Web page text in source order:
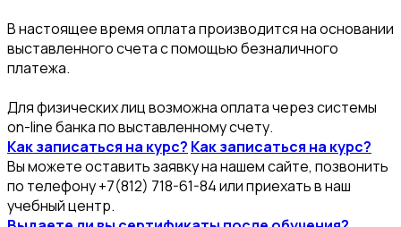
В настоящее время оплата производится на основании
выставленного счета с помощью безналичного
платежа.
Для физических лиц возможна оплата через системы
on-line банка по выставленному счету.
Как записаться на курс? Как записаться на курс?
Вы можете оставить заявку на нашем сайте, позвонить
по телефону +7(812) 718-61-84 или приехать в наш
учебный центр.